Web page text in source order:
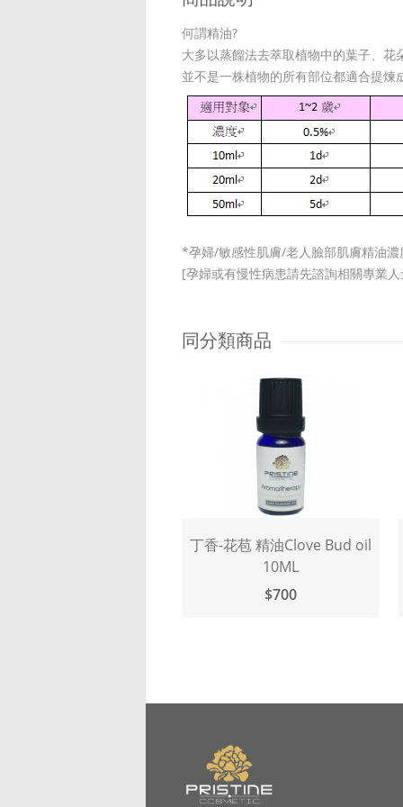
何謂精油?
大多以蒸餾法去萃取植物中的葉子、
並不是一株植物的所有部位都適合提
*孕婦/敏感性肌膚/老人臉部肌膚精油濃
[孕婦或有慢性病患請先諮詢相關專業
同分類商品
丁香-花苞 精油Clove Bud oil
10ML
$700